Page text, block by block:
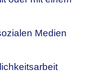
Medien